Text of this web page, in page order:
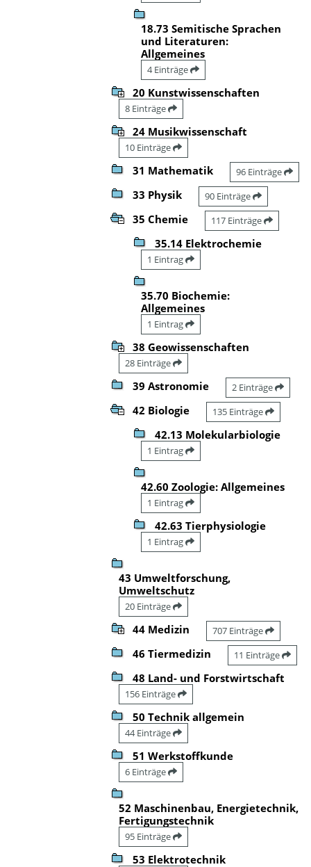
18.73 Semitische Sprachen
und Literaturen:
Allgemeines
4 Einträge
20 Kunstwissenschaften
8 Einträge
24 Musikwissenschaft
10 Einträge
31 Mathematik 96 Einträge
33 Physik 90 Einträge
35 Chemie 117 Einträge
35.14 Elektrochemie
1 Eintrag
35.70 Biochemie:
Allgemeines
1 Eintrag
38 Geowissenschaften
28 Einträge
39 Astronomie 2 Einträge
42 Biologie 135 Einträge
42.13 Molekularbiologie
1 Eintrag
42.60 Zoologie: Allgemeines
1 Eintrag
42.63 Tierphysiologie
1 Eintrag
43 Umweltforschung,
Umweltschutz
20 Einträge
44 Medizin 707 Einträge
46 Tiermedizin 11 Einträge
48 Land- und Forstwirtschaft
156 Einträge
50 Technik allgemein
44 Einträge
51 Werkstoffkunde
6 Einträge
52 Maschinenbau, Energietechnik,
Fertigungstechnik
95 Einträge
53 Elektrotechnik